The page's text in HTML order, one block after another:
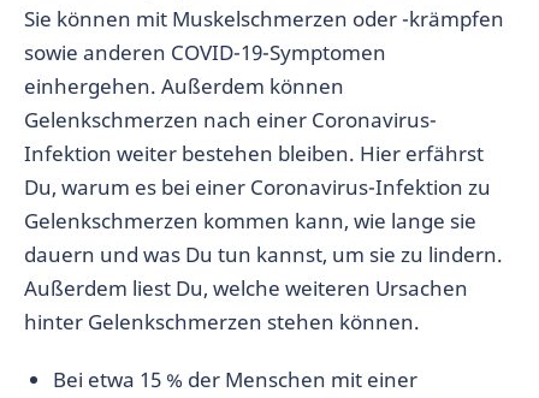
Sie können mit Muskelschmerzen oder -krämpfen
sowie anderen COVID-19-Symptomen
einhergehen. Außerdem können
Gelenkschmerzen nach einer Coronavirus-
Infektion weiter bestehen bleiben. Hier erfährst
Du, warum es bei einer Coronavirus-Infektion zu
Gelenkschmerzen kommen kann, wie lange sie
dauern und was Du tun kannst, um sie zu lindern.
Außerdem liest Du, welche weiteren Ursachen
hinter Gelenkschmerzen stehen können.
Bei etwa 15 % der Menschen mit einer